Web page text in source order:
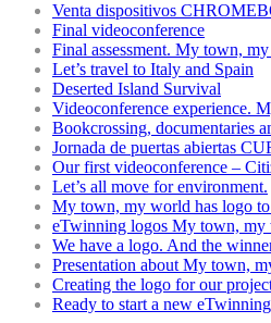
Venta dispositivos
Final videoconference
Final assessment. My town,
Let’s travel to Italy and Spain
Deserted Island Survival
Videoconference experience.
Bookcrossing, documentaries
Jornada de puertas abiertas
Our first videoconference –
Let’s all move for environment.
My town, my world has logo
eTwinning logos My town, my
We have a logo. And the
Presentation about My town,
Creating the logo for our
Ready to start a new